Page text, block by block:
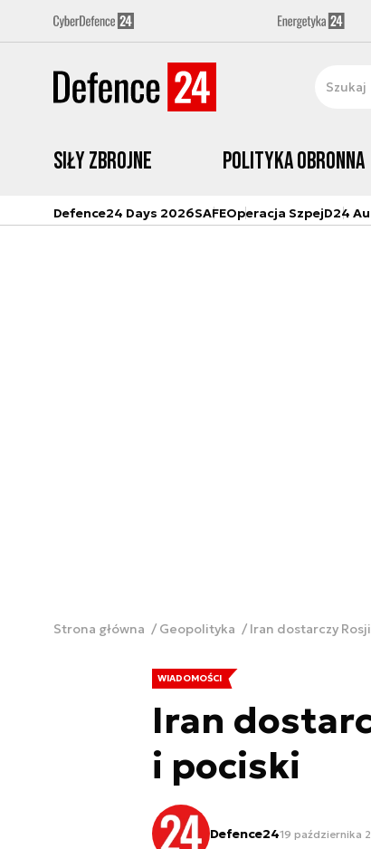
Siły zbrojne Polityka obronna
Defence24 Days 2026SAFEOperacja SzpejD24
Strona główna Geopolityka Iran dostarczy
WIADOMOŚCI
Iran
i pociski
Defence2419 października